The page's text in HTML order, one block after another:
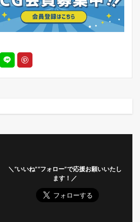
＼“いいね”“フォロー”で応援お願いいたし
ます！／